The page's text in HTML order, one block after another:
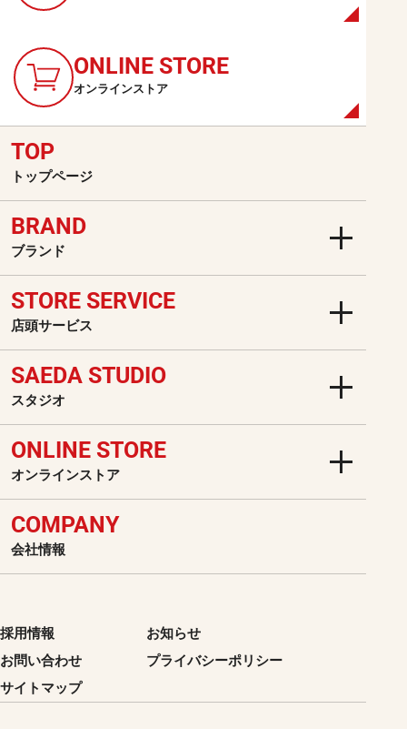
ONLINE STORE
オンラインストア
TOP
トップページ
BRAND
ブランド
STORE SERVICE
店頭サービス
SAEDA STUDIO
スタジオ
ONLINE STORE
オンラインストア
COMPANY
会社情報
採用情報
お知らせ
お問い合わせ
プライバシーポリシー
サイトマップ